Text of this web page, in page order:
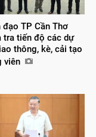
đạo TP Cần Thơ
tra tiến độ các dự
thông, kè, cải tạo
viên